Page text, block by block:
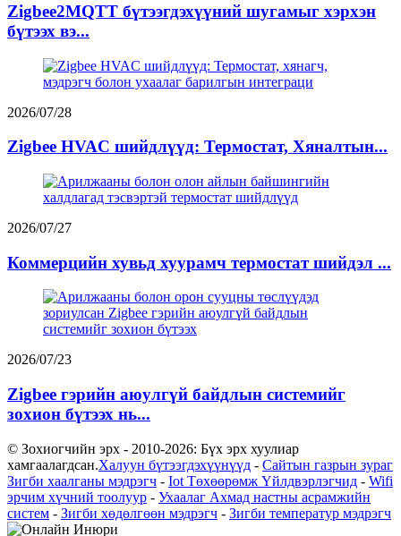
Zigbee2MQTT бүтээгдэхүүний шугамыг хэрхэн
бүтээх вэ...
2026/07/28
Zigbee HVAC шийдлүүд: Термостат, Хяналтын...
2026/07/27
Коммерцийн хувьд хуурамч термостат шийдэл ...
2026/07/23
Zigbee гэрийн аюулгүй байдлын системийг
зохион бүтээх нь...
© Зохиогчийн эрх - 2010-2026: Бүх эрх хуулиар
хамгаалагдсан.Халуун бүтээгдэхүүнүүд - Сайтын газрын зураг
Зигби хаалганы мэдрэгч - Iot Төхөөрөмж Үйлдвэрлэгчид - Wifi
эрчим хүчний тоолуур - Ухаалаг Ахмад настны асрамжийн
систем - Зигби хөдөлгөөн мэдрэгч - Зигби температур мэдрэгч